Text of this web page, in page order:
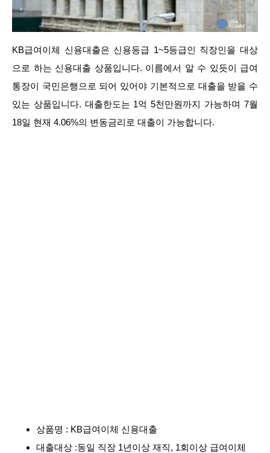
KB급여이체 신용대출은 신용등급 1~5등급인 직장인을 대상
으로 하는 신용대출 상품입니다. 이름에서 알 수 있듯이 급여
통장이 국민은행으로 되어 있어야 기본적으로 대출을 받을 수
있는 상품입니다. 대출한도는 1억 5천만원까지 가능하며 7월
18일 현재 4.06%의 변동금리로 대출이 가능합니다.
상품명 : KB급여이체 신용대출
대출대상 :동일 직장 1년이상 재직, 1회이상 급여이체